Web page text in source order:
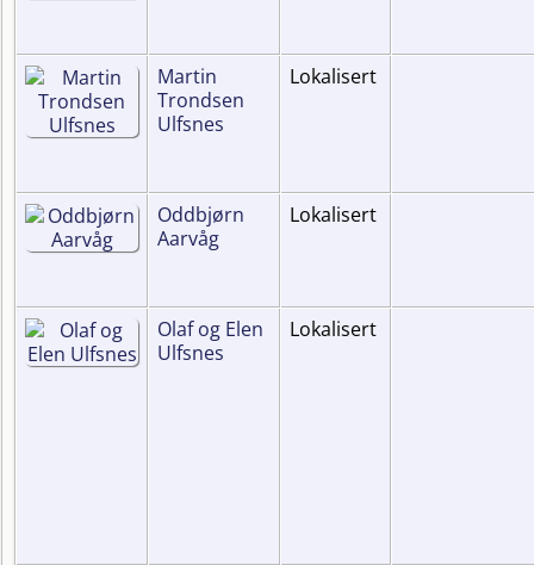
Martin
Trondsen
Ulfsnes
Lokalisert
Oddbjørn
Aarvåg
Lokalisert
Olaf og Elen
Ulfsnes
Lokalisert